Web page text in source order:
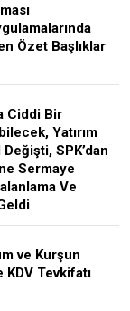
Özet Başlıklar
Ciddi Bir
Yatırım
SPK’dan
Sermaye
Ve
ve Kurşun
Tevkifatı